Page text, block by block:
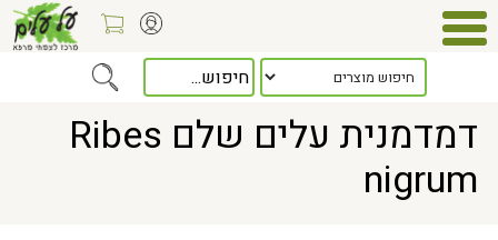
> דמדמנית עלים שלם Ribes nigrum
דמדמנית עלים שלם Ribes
nigrum